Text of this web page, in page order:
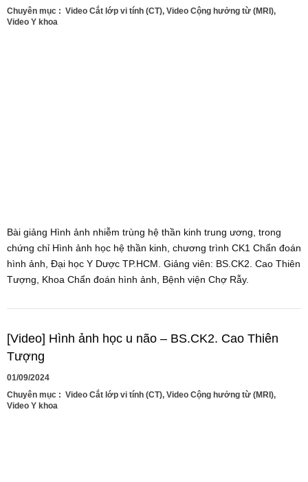
Chuyên mục : Video Cắt lớp vi tính (CT), Video Cộng hưởng từ (MRI),
Video Y khoa
Bài giảng Hình ảnh nhiễm trùng hệ thần kinh trung ương, trong
chứng chỉ Hình ảnh học hệ thần kinh, chương trình CK1 Chẩn đoán
hình ảnh, Đại học Y Dược TP.HCM. Giảng viên: BS.CK2. Cao Thiên
Tượng, Khoa Chẩn đoán hình ảnh, Bệnh viện Chợ Rẫy.
[Video] Hình ảnh học u não – BS.CK2. Cao Thiên
Tượng
01/09/2024
Chuyên mục : Video Cắt lớp vi tính (CT), Video Cộng hưởng từ (MRI),
Video Y khoa